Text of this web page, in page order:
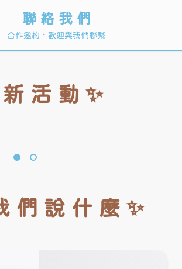
聯 絡 我 們
合作邀約，歡迎與我們聯繫
活 動 ✨
們 說 什 麼 ✨